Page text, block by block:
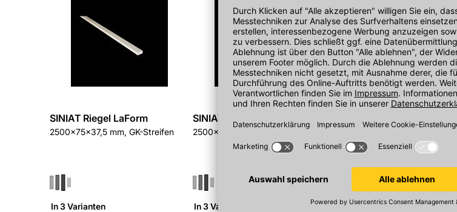
SINIAT Riegel LaForm
2500x75x37,5 mm, GK-Streifen
In 3 Varianten
SINIAT Riegel LaForm
2500x100x37,5 mm, GK-Streifen
In 3 Varianten
für erste GK-Lage - 20 kg/Eimer